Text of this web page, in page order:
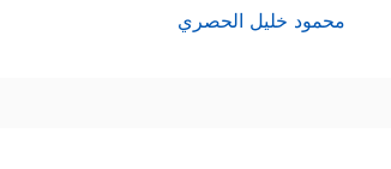
محمود خليل الحصري